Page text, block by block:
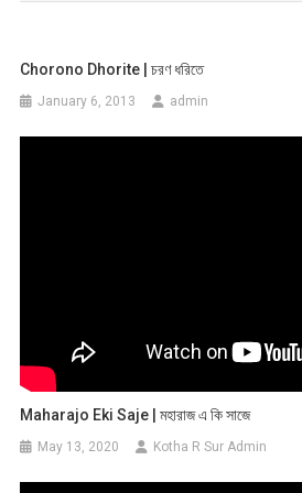
Chorono Dhorite | চরণ ধরিতে
January 6, 2013 admin
Maharajo Eki Saje | মহারাজ এ কি সাজে
May 13, 2020 Kotha R Sur Admin